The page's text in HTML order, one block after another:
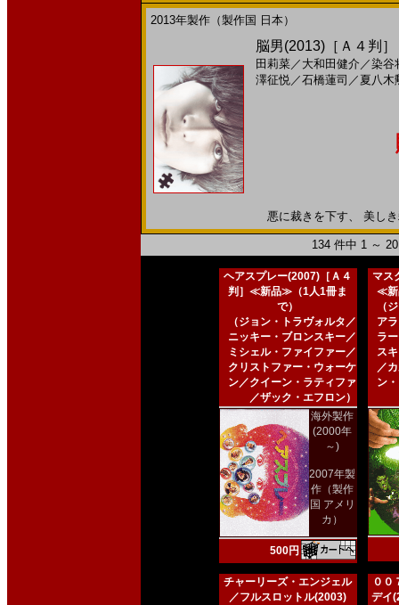
2013年製作（製作国 日本）
脳男(2013)［Ａ４判］
田莉菜／ 大和田健介 ／染谷
澤征悦／石橋蓮司 ／ 夏八木
悪に裁きを下す、 美し
134 件中 1 ～
ヘアスプレー(2007)［Ａ４
判］≪新品≫（1人1冊ま
で）
（ジョン・トラヴォルタ／
ニッキー・ブロンスキー／
ミシェル・ファイファー／
クリストファー・ウォーケ
ン／クイーン・ラティファ
／ザック・エフロン）
海外製作
(2000年
～)
2007年製
作（製作
国 アメリ
カ）
500円
マス
≪新
（
ア
ラ
ス
／
ン
チャーリーズ・エンジェル
／フルスロットル(2003)
００
デイ